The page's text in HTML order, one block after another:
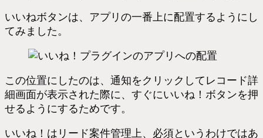
いいねボタンは、アプリの一番上に配置するようにし
てみました。
この位置にしたのは、通知をクリックしてレコード詳
細画面が表示された際に、すぐにいいね！ボタンを押
せるようにするためです。
いいね！はリード案件管理上、必須というわけではあ